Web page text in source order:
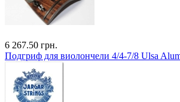
6 267.50 грн.
Подгриф для виолончели 4/4-7/8 Ulsa